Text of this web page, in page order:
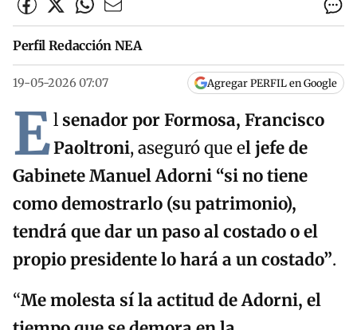
Perfil Redacción NEA
19-05-2026 07:07 Agregar PERFIL en Google
El senador por Formosa, Francisco
Paoltroni, aseguró que el jefe de
Gabinete Manuel Adorni “si no tiene
como demostrarlo (su patrimonio),
tendrá que dar un paso al costado o el
propio presidente lo hará a un costado”.
“Me molesta sí la actitud de Adorni, el